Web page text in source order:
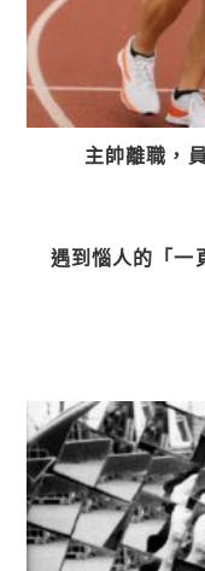
主帥離職，
遇到惱人的「一